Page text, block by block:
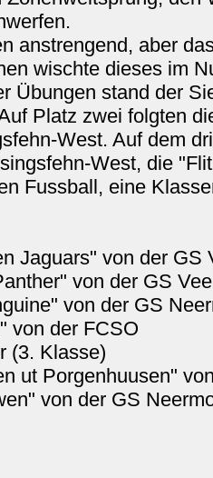
anstrengend, aber
wischte dieses im
Übungen stand der
Platz zwei folgten
West. Auf dem
West, die
Fussball, eine
Jaguars" von der GS
von der GS
von der GS
von der FCSO
(3. Klasse)
ut
von der GS